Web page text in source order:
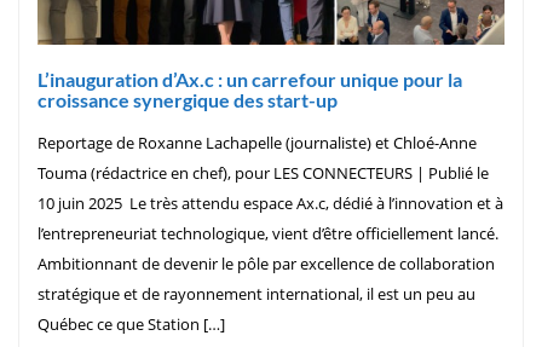
L’inauguration d’Ax.c : un carrefour unique pour la
croissance synergique des start-up
Reportage de Roxanne Lachapelle (journaliste) et Chloé-Anne
Touma (rédactrice en chef), pour LES CONNECTEURS | Publié le
10 juin 2025 Le très attendu espace Ax.c, dédié à l’innovation et à
l’entrepreneuriat technologique, vient d’être officiellement lancé.
Ambitionnant de devenir le pôle par excellence de collaboration
stratégique et de rayonnement international, il est un peu au
Québec ce que Station […]